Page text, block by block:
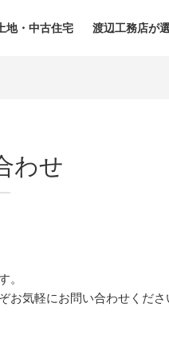
地・中古住宅 渡辺工務店が
わせ
。
お気軽にお問い合わせくださ